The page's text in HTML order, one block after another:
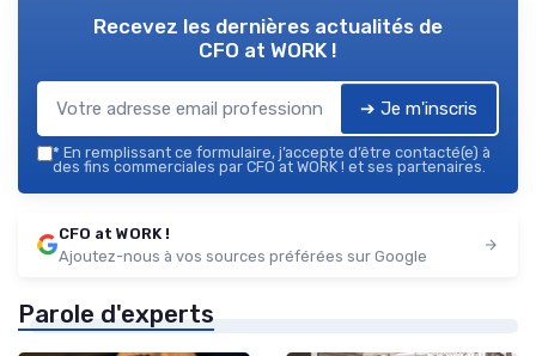
Recevez les dernières actualités de
CFO at WORK !
➔ Je m'inscris
* En remplissant ce formulaire, j’accepte d’être contacté(e) à
des fins commerciales par CFO at WORK ! et ses partenaires.
CFO at WORK !
Ajoutez-nous à vos sources préférées sur Google
Parole d'experts